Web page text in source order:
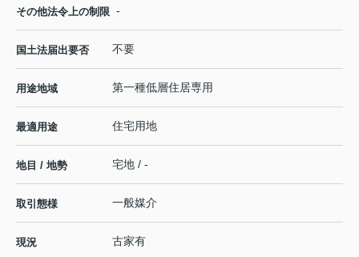
その他法令上の制限 -
国土法届出要否 不要
用途地域 第一種低層住居専用
最適用途 住宅用地
地目 / 地勢 宅地 / -
取引態様 一般媒介
現況 古家有